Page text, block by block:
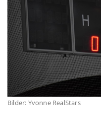
Bilder: Yvonne RealStars